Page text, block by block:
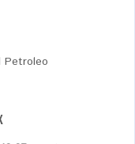
Petroleo